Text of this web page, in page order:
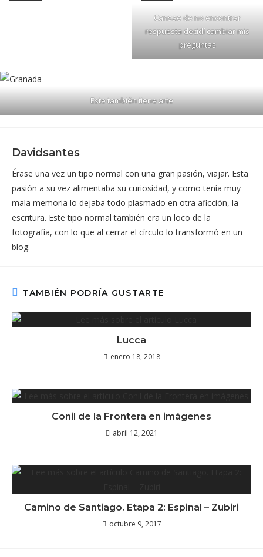
Cansao de no encontrar
respuesta decidí cambiar mis
preguntas
Este también tiene arte
Davidsantes
Érase una vez un tipo normal con una gran pasión, viajar. Esta
pasión a su vez alimentaba su curiosidad, y como tenía muy
mala memoria lo dejaba todo plasmado en otra aficción, la
escritura. Este tipo normal también era un loco de la
fotografía, con lo que al cerrar el círculo lo transformó en un
blog.
TAMBIÉN PODRÍA GUSTARTE
Lucca
enero 18, 2018
Conil de la Frontera en imágenes
abril 12, 2021
Camino de Santiago. Etapa 2: Espinal – Zubiri
octubre 9, 2017